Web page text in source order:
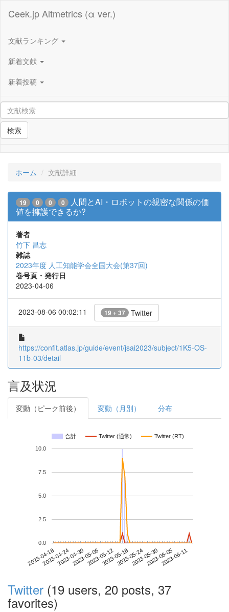
Ceek.jp Altmetrics (α ver.)
文献ランキング
新着文献
新着投稿
検索
ホーム 文献詳細
19 0 0 0
人間とAI・ロボットの親密な関係の価
値を擁護できるか?
著者
竹下 昌志
雑誌
2023年度 人工知能学会全国大会(第37回)
巻号頁・発行日
2023-04-06
2023-08-06 00:02:11 19 + 37 Twitter
https://confit.atlas.jp/guide/event/jsai2023/subject/1K5-OS-
11b-03/detail
言及状況
変動（ピーク前後） 変動（月別） 分布
合計 Twitter (通常) Twitter (RT)
2023-04-182023-04-242023-04-302023-05-062023-05-122023-05-182023-05-242023-05-302023-06-052023-06-11
0.0
2.5
5.0
7.5
10.0
Twitter (19 users, 20 posts, 37
favorites)